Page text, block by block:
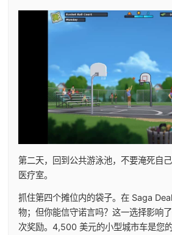
第二天，回到公共游泳池，不要淹死自
医疗室。
抓住第四个摊位内的袋子。在 Saga
物；但你能信守诺言吗？这一选择影响
次奖励。4,500 美元的小型城市车是您